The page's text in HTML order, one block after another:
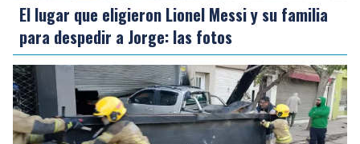
El lugar que eligieron Lionel Messi y su familia
para despedir a Jorge: las fotos